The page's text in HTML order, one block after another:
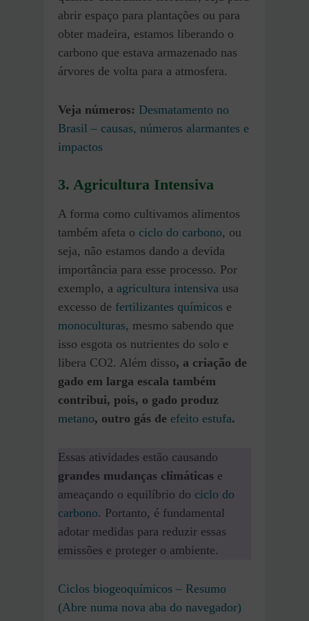
abrir espaço para plantações ou para
obter madeira, estamos liberando o
carbono que estava armazenado nas
árvores de volta para a atmosfera.
Veja números: Desmatamento no
Brasil – causas, números alarmantes e
impactos
3. Agricultura Intensiva
A forma como cultivamos alimentos
também afeta o ciclo do carbono, ou
seja, não estamos dando a devida
importância para esse processo. Por
exemplo, a agricultura intensiva usa
excesso de fertilizantes químicos e
monoculturas, mesmo sabendo que
isso esgota os nutrientes do solo e
libera CO2. Além disso, a criação de
gado em larga escala também
contribui, pois, o gado produz
metano, outro gás de efeito estufa.
Essas atividades estão causando
grandes mudanças climáticas e
ameaçando o equilíbrio do ciclo do
carbono. Portanto, é fundamental
adotar medidas para reduzir essas
emissões e proteger o ambiente.
Ciclos biogeoquímicos – Resumo
(Abre numa nova aba do navegador)